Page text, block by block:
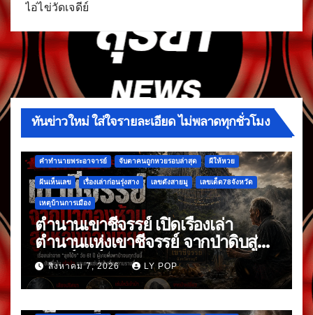
ไอ่ไข่วัดเจดีย์
ทันข่าวใหม่ ใส่ใจรายละเอียด ไม่พลาดทุกชั่วโมง
คำทำนายพระอาจารย์ จับตาคนถูกหวยรอบล่าสุด ผีให้หวย
ฝันเห็นเลข เรื่องเล่าก่อนรุ่งสาง เลขดังสายมู เลขเด็ด78จังหวัด
เหตุบ้านการเมือง
ตำนานเขาชีจรรย์ เปิดเรื่องเล่า
ตำนานแห่งเขาชีจรรย์ จากป่าดิบสู่
แลนด์มาร์กดัง
สิงหาคม 7, 2026 LY POP